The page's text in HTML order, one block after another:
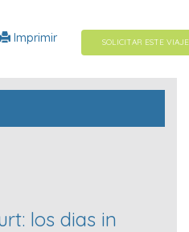
SOLICITAR ESTE VIAJE
Imprimir
los dias in